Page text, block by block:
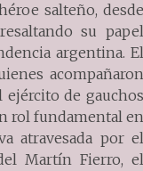
salteño, desde
su papel
argentina. El
acompañaron
ejército de gauchos
rol fundamental en
atravesada por el
Martín Fierro, el